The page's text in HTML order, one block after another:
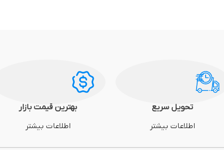
تحویل سریع
اطلاعات بیشتر
بهترین قیمت بازار
اطلاعات بیشتر